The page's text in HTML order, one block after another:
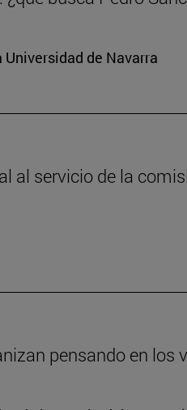
de Navarra
al servicio de la
pensando en los